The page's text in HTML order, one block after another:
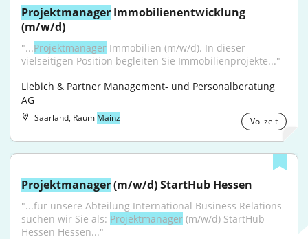
Projektmanager Immobilienentwicklung
(m/w/d)
"...Projektmanager Immobilien (m/w/d). In dieser
vielseitigen Position begleiten Sie Immobilienprojekte..."
Liebich & Partner Management- und Personalberatung
AG
Saarland, Raum Mainz Vollzeit
Projektmanager (m/w/d) StartHub Hessen
"...für unsere Abteilung International Business Relations
suchen wir Sie als: Projektmanager (m/w/d) StartHub
Hessen Hessen..."